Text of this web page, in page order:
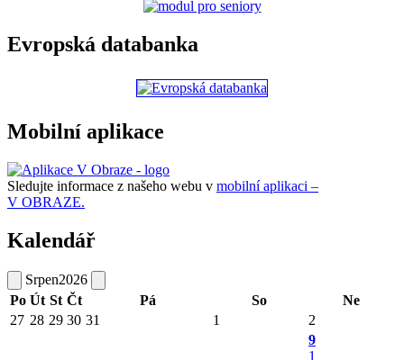
Evropská databanka
Mobilní aplikace
Sledujte informace z našeho webu v mobilní aplikaci –
V OBRAZE.
Kalendář
Srpen2026
Po Út St Čt Pá So
Ne
27 28 29 30 31 1 2
9
1